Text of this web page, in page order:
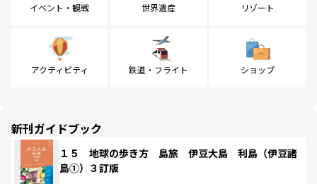
イベント・観戦 世界遺産 リゾート
アクティビティ 鉄道・フライト ショップ
新刊ガイドブック
１５ 地球の歩き方 島旅 伊豆大島 利島（伊豆諸
島①）３訂版